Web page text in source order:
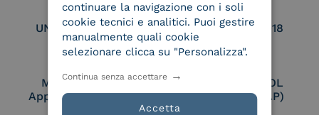
UNI EN ISO 27017 UNI EN ISO 27018
Membro Adobe
Approved Trust List
Certified PEPPOL
Access Point (AP)
continuare la navigazione con i soli
cookie tecnici e analitici. Puoi gestire
manualmente quali cookie
selezionare clicca su "Personalizza".
Accetta
Continua senza accettare